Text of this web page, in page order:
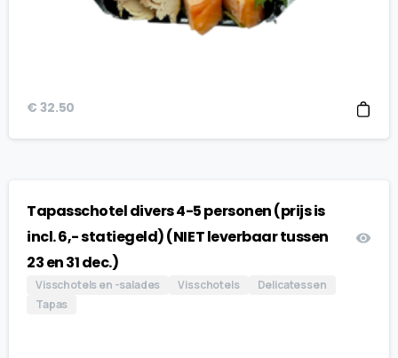
€ 32.50
Tapasschotel divers 4-5 personen (prijs is
incl. 6,- statiegeld) (NIET leverbaar tussen
23 en 31 dec.)
Visschotels en -salades Visschotels
Delicatessen
Tapas